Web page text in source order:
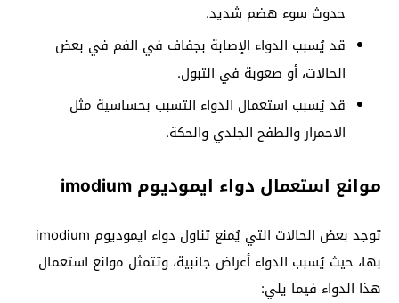
حدوث سوء هضم شديد.
قد يُسبب الدواء الإصابة بجفاف في الفم في بعض
الحالات، أو صعوبة في التبول.
قد يُسبب استعمال الدواء التسبب بحساسية مثل
الاحمرار والطفح الجلدي والحكة.
موانع استعمال دواء ايموديوم imodium
توجد بعض الحالات التي يُمنع تناول دواء ايموديوم imodium
بها، حيث يُسبب الدواء أعراض جانبية، وتتمثل موانع استعمال
هذا الدواء فيما يلي: